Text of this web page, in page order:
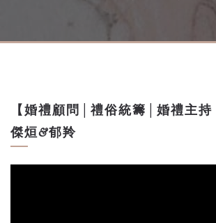
【婚禮顧問│禮俗統籌│婚禮主持
傑烜&郁羚